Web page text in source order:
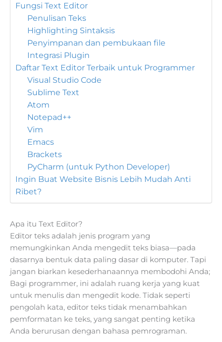
Fungsi Text Editor
Penulisan Teks
Highlighting Sintaksis
Penyimpanan dan pembukaan file
Integrasi Plugin
Daftar Text Editor Terbaik untuk Programmer
Visual Studio Code
Sublime Text
Atom
Notepad++
Vim
Emacs
Brackets
PyCharm (untuk Python Developer)
Ingin Buat Website Bisnis Lebih Mudah Anti
Ribet?
Apa itu Text Editor?
Editor teks adalah jenis program yang
memungkinkan Anda mengedit teks biasa—pada
dasarnya bentuk data paling dasar di komputer. Tapi
jangan biarkan kesederhanaannya membodohi Anda;
Bagi programmer, ini adalah ruang kerja yang kuat
untuk menulis dan mengedit kode. Tidak seperti
pengolah kata, editor teks tidak menambahkan
pemformatan ke teks, yang sangat penting ketika
Anda berurusan dengan bahasa pemrograman.